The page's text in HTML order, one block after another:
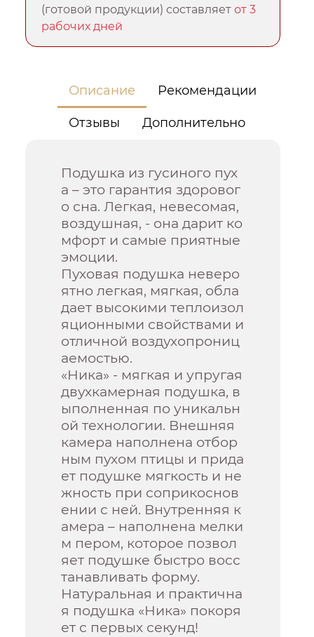
(готовой продукции) составляетот 3
рабочих дней
Описание Рекомендации
Отзывы Дополнительно
Подушка из гусиного пух
а – это гарантия здоровог
о сна. Легкая, невесомая,
воздушная, - она дарит ко
мфорт и самые приятные
эмоции.
Пуховая подушка неверо
ятно легкая, мягкая, обла
дает высокими теплоизол
яционными свойствами и
отличной воздухопрониц
аемостью.
«Ника» - мягкая и упругая
двухкамерная подушка, в
ыполненная по уникальн
ой технологии. Внешняя
камера наполнена отбор
ным пухом птицы и прида
ет подушке мягкость и не
жность при соприкоснов
ении с ней. Внутренняя к
амера – наполнена мелки
м пером, которое позвол
яет подушке быстро восс
танавливать форму.
Натуральная и практична
я подушка «Ника» покоря
ет с первых секунд!